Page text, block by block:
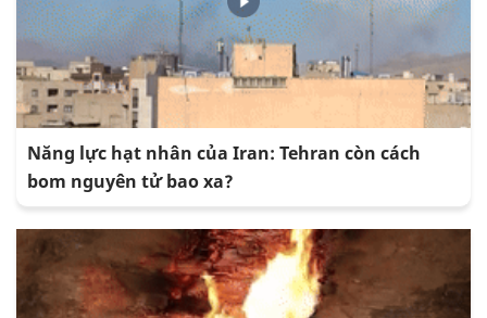
Năng lực hạt nhân của Iran: Tehran còn cách
bom nguyên tử bao xa?